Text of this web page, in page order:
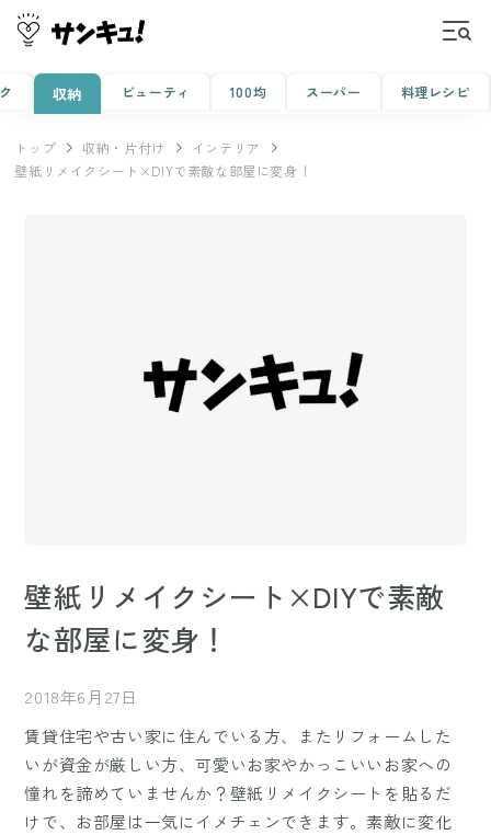
収納 ビューティ 100均 スーパー 料理レシピ
トップ 収納・片付け
インテリア
壁紙リメイクシート×DIYで素敵な部屋に変身！
壁紙リメイクシート×DIYで素敵
な部屋に変身！
2018年6月27日
賃貸住宅や古い家に住んでいる方、またリフォームした
いが資金が厳しい方、可愛いお家やかっこいいお家への
憧れを諦めていませんか？壁紙リメイクシートを貼るだ
けで、お部屋は一気にイメチェンできます。素敵に変化